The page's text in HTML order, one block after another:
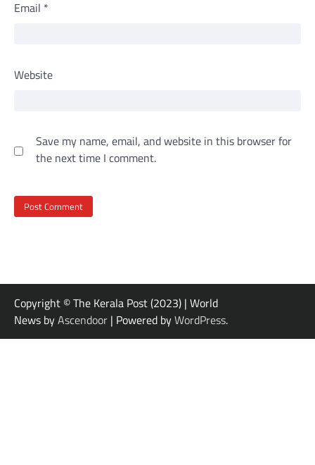
Email *
Website
Save my name, email, and website in this browser for
the next time I comment.
Copyright © The Kerala Post (2023) | World
News byAscendoor | Powered byWordPress.